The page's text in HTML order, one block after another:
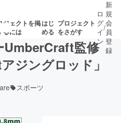
ジェクトを掲
るには
はじ
める
プロジェクト
をさがす
ロジェクト
ロ
グ
イ
ン
/
新
規
会
員
登
録
UmberCraft監修
ジングロッド」
スポーツ